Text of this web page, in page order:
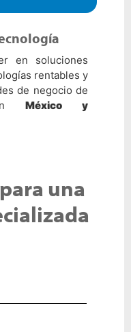
en soluciones
rentables y
de negocio de
México y
una